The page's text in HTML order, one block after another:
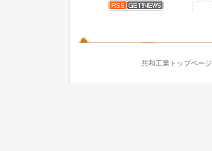
共和工業トップページ